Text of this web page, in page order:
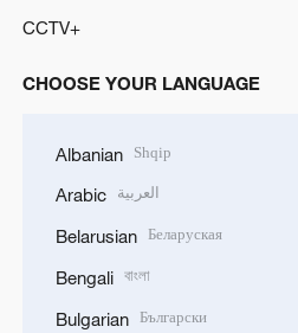
CCTV+
CHOOSE YOUR LANGUAGE
Albanian Shqip
Arabic العربية
Belarusian Беларуская
Bengali বাংলা
Bulgarian Български